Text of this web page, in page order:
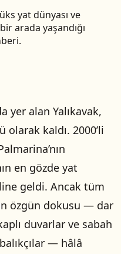
yat dünyası ve
arada yaşandığı
yer alan Yalıkavak,
olarak kaldı. 2000’li
en gözde yat
geldi. Ancak tüm
özgün dokusu — dar
duvarlar ve sabah
— hâlâ